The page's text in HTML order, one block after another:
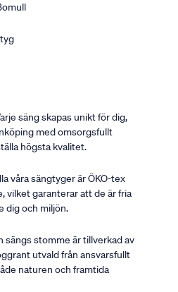
säng skapas unikt för dig,
med omsorgsfullt
högsta kvalitet.
våra sängtyger är ÖKO-tex
vilket garanterar att de är fria
dig och miljön.
sängs stomme är tillverkad av
utvald från ansvarsfullt
naturen och framtida